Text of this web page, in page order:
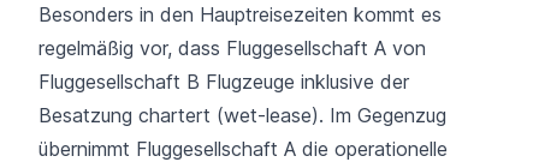
Besonders in den Hauptreisezeiten kommt es
regelmäßig vor, dass Fluggesellschaft A von
Fluggesellschaft B Flugzeuge inklusive der
Besatzung chartert (wet-lease). Im Gegenzug
übernimmt Fluggesellschaft A die operationelle